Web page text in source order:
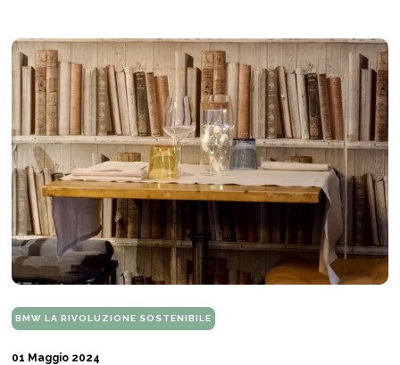
BMW LA RIVOLUZIONE SOSTENIBILE
01 Maggio 2024